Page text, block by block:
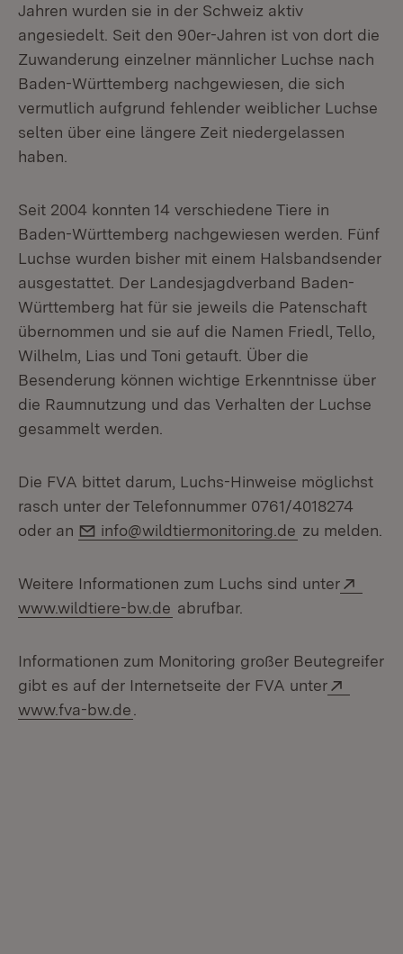
Jahren wurden sie in der Schweiz aktiv
angesiedelt. Seit den 90er-Jahren ist von dort die
Zuwanderung einzelner männlicher Luchse nach
Baden-Württemberg nachgewiesen, die sich
vermutlich aufgrund fehlender weiblicher Luchse
selten über eine längere Zeit niedergelassen
haben.
Seit 2004 konnten 14 verschiedene Tiere in
Baden-Württemberg nachgewiesen werden. Fünf
Luchse wurden bisher mit einem Halsbandsender
ausgestattet. Der Landesjagdverband Baden-
Württemberg hat für sie jeweils die Patenschaft
übernommen und sie auf die Namen Friedl, Tello,
Wilhelm, Lias und Toni getauft. Über die
Besenderung können wichtige Erkenntnisse über
die Raumnutzung und das Verhalten der Luchse
gesammelt werden.
Die FVA bittet darum, Luchs-Hinweise möglichst
rasch unter der Telefonnummer 0761/4018274
oder an
E-Mail:
info@wildtiermonitoring.de zu melden.
Weitere Informationen zum Luchs sind unter
www.wildtiere-bw.de (Öffnet in neuem Fenster)
abrufbar.
Informationen zum Monitoring großer Beutegreifer
gibt es auf der Internetseite der FVA unter
www.fva-bw.de